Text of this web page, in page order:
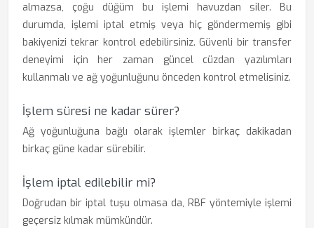
almazsa, çoğu düğüm bu işlemi havuzdan siler. Bu
durumda, işlemi iptal etmiş veya hiç göndermemiş gibi
bakiyenizi tekrar kontrol edebilirsiniz. Güvenli bir transfer
deneyimi için her zaman güncel cüzdan yazılımları
kullanmalı ve ağ yoğunluğunu önceden kontrol etmelisiniz.
İşlem süresi ne kadar sürer?
Ağ yoğunluğuna bağlı olarak işlemler birkaç dakikadan
birkaç güne kadar sürebilir.
İşlem iptal edilebilir mi?
Doğrudan bir iptal tuşu olmasa da, RBF yöntemiyle işlemi
geçersiz kılmak mümkündür.